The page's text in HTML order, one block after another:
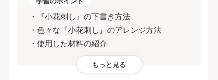
・『小花刺し』の下書き方法
・色々な『小花刺し』のアレンジ方法
・使用した材料の紹介
もっと見る